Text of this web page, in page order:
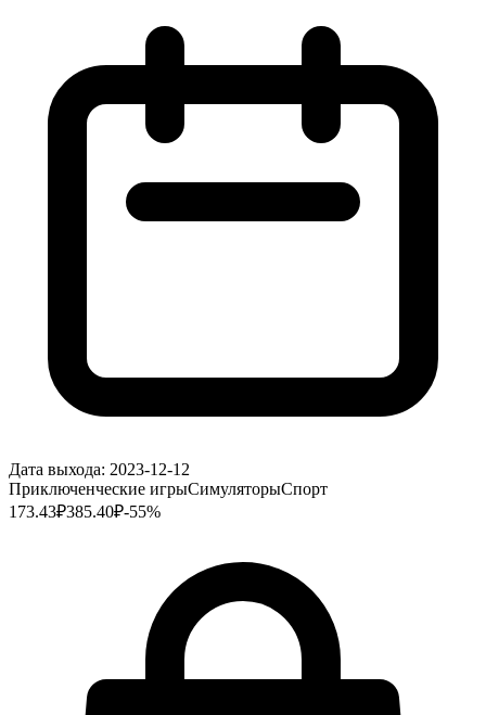
Дата выхода: 2023-12-12
Приключенческие игрыСимуляторыСпорт
173.43₽385.40₽-55%